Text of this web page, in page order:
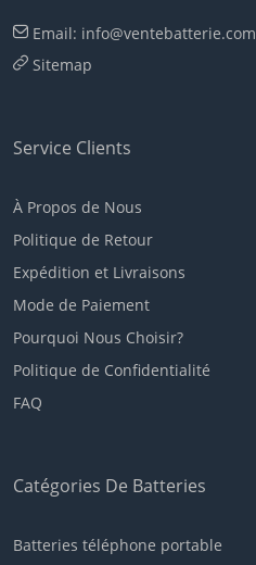
Email: info@ventebatterie.com
Sitemap
Service Clients
À Propos de Nous
Politique de Retour
Expédition et Livraisons
Mode de Paiement
Pourquoi Nous Choisir?
Politique de Confidentialité
FAQ
Catégories De Batteries
Batteries téléphone portable